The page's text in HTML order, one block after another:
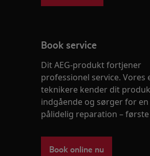
Book service
Dit AEG-produkt fortjener
professionel service. Vores
teknikere kender dit
indgående og sørger for
pålidelig reparation –
Book online nu